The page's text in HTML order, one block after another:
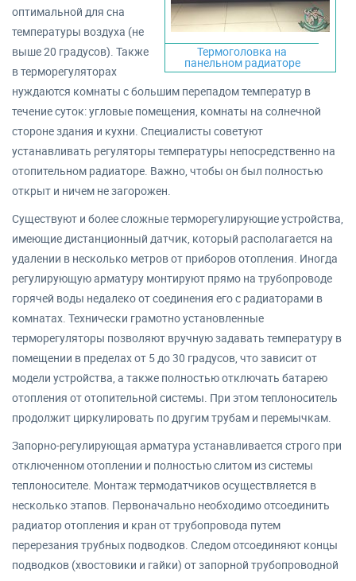
Термоголовка на
панельном радиаторе
оптимальной для сна
температуры воздуха (не
выше 20 градусов). Также
в терморегуляторах
нуждаются комнаты с большим перепадом температур в
течение суток: угловые помещения, комнаты на солнечной
стороне здания и кухни. Специалисты советуют
устанавливать регуляторы температуры непосредственно на
отопительном радиаторе. Важно, чтобы он был полностью
открыт и ничем не загорожен.
Существуют и более сложные терморегулирующие устройства,
имеющие дистанционный датчик, который располагается на
удалении в несколько метров от приборов отопления. Иногда
регулирующую арматуру монтируют прямо на трубопроводе
горячей воды недалеко от соединения его с радиаторами в
комнатах. Технически грамотно установленные
терморегуляторы позволяют вручную задавать температуру в
помещении в пределах от 5 до 30 градусов, что зависит от
модели устройства, а также полностью отключать батарею
отопления от отопительной системы. При этом теплоноситель
продолжит циркулировать по другим трубам и перемычкам.
Запорно-регулирующая арматура устанавливается строго при
отключенном отоплении и полностью слитом из системы
теплоносителе. Монтаж термодатчиков осуществляется в
несколько этапов. Первоначально необходимо отсоединить
радиатор отопления и кран от трубопровода путем
перерезания трубных подводков. Следом отсоединяют концы
подводков (хвостовики и гайки) от запорной трубопроводной